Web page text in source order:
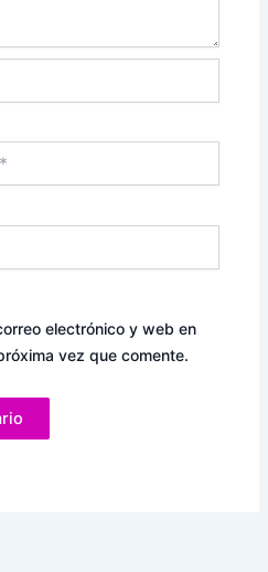
electrónico y web en
vez que comente.